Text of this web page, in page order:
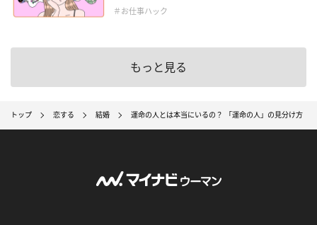
＃お仕事ハック
もっと見る
トップ 恋する 結婚 運命の人とは本当にいるの？ 「運命の人」の見分け方